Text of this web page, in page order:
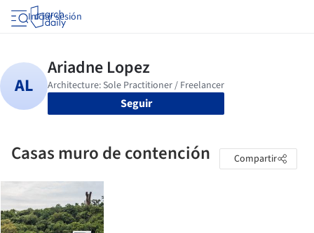
Iniciar sesión
Seguir
Casas muro de contención Compartir